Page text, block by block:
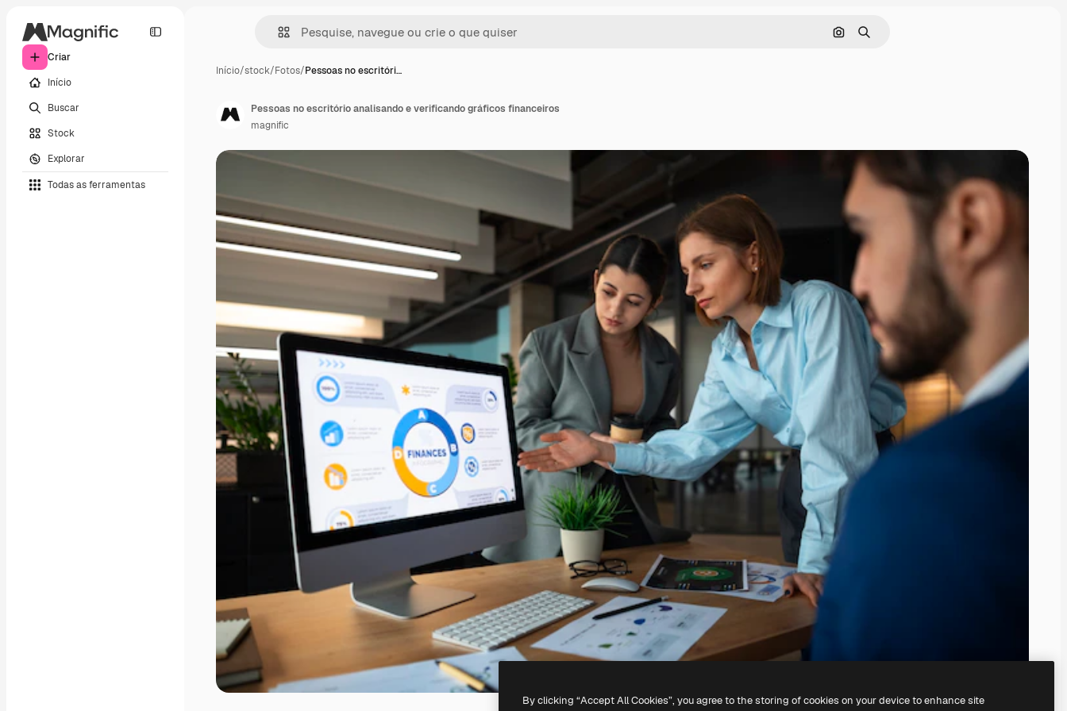
Criar
Início
Buscar
Stock
Explorar
Todas as ferramentas
Pesquisar por imagem
Buscar
Início/stock/Fotos/Pessoas no escritóri…
Pessoas no escritório analisando e verificando gráficos financeiros
magnific
By clicking “Accept All Cookies”, you agree to the storing of cookies on your device to enhance site